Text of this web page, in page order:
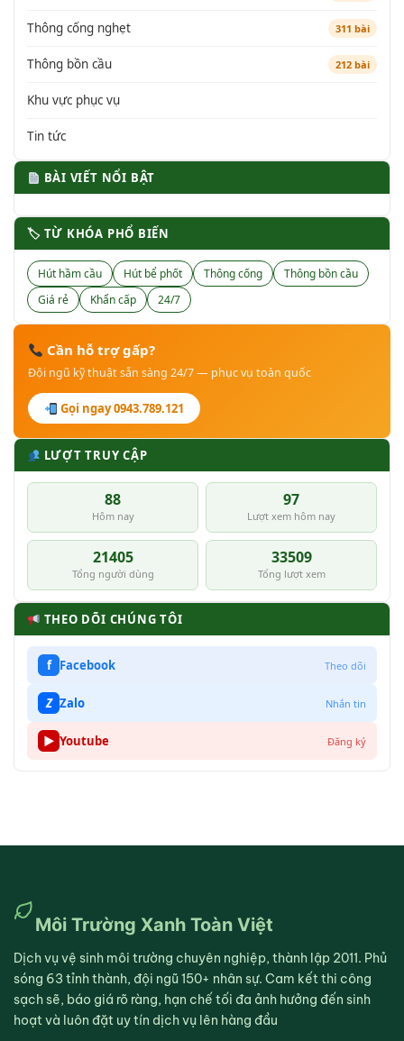
Thông cống nghẹt 311 bài
Thông bồn cầu 212 bài
Khu vực phục vụ
Tin tức
BÀI VIẾT NỔI BẬT
🏷 TỪ KHÓA PHỔ BIẾN
Hút hầm cầu Hút bể phốt Thông cống
Thông bồn cầu
Giá rẻ
Khẩn cấp 24/7
Cần hỗ trợ gấp?
Đội ngũ kỹ thuật sẵn sàng 24/7 — phục vụ toàn quốc
Gọi ngay 0943.789.121
LƯỢT TRUY CẬP
88
Hôm nay
97
Lượt xem hôm nay
21405
Tổng người dùng
33509
Tổng lượt xem
THEO DÕI CHÚNG TÔI
f Facebook Theo dõi
Z Zalo Nhắn tin
▶ Youtube Đăng ký
Môi Trường Xanh Toàn Việt
Dịch vụ vệ sinh môi trường chuyên nghiệp, thành lập 2011. Phủ
sóng 63 tỉnh thành, đội ngũ 150+ nhân sự. Cam kết thi công
sạch sẽ, báo giá rõ ràng, hạn chế tối đa ảnh hưởng đến sinh
hoạt và luôn đặt uy tín dịch vụ lên hàng đầu